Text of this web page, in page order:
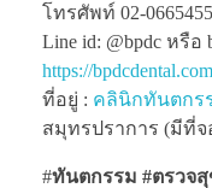
โทรศัพท์ 02-
Line id: @bpdc หรือ
https://
ที่อยู่ : คลินิกทันตกร
สมุทรปราการ (มีที่จ
#ทันตกรรม #ตรวจ